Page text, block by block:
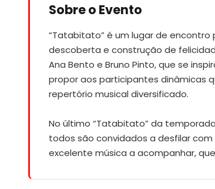
Sobre o Evento
“Tatabitato” é um lugar de encontro
descoberta e construção de
Ana Bento e Bruno Pinto, que se
propor aos participantes dinâmicas
repertório musical diversificado.
No último “Tatabitato” da
todos são convidados a desfilar
excelente música a acompanhar,